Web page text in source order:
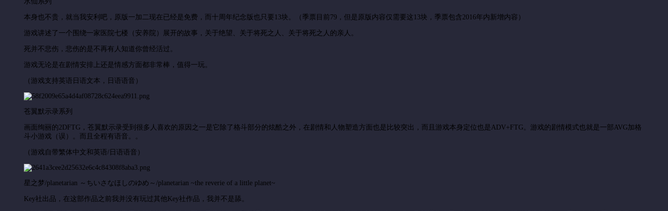
本身也不贵，就当我安利吧，原版一加二现在已经是免费，而十周年纪念版也只要13块。（季票目前79，但是原版内容仅需要这13块，季票包含2016年内新增内容）
游戏讲述了一个围绕一家医院七楼（安养院）展开的故事，关于绝望、关于将死之人、关于将死之人的亲人。
死并不悲伤，悲伤的是不再有人知道你曾经活过。
游戏无论是在剧情安排上还是情感方面都非常棒，值得一玩。
（游戏支持英语日语文本，日语语音）
苍翼默示录系列
画面绚丽的2DFTG，苍翼默示录受到很多人喜欢的原因之一是它除了格斗部分的炫酷之外，在剧情和人物塑造方面也是比较突出，而且游戏本身定位也是ADV+FTG。游戏的剧情模式也就是一部AVG加格
斗小游戏（误）。而且全程有语音。。
（游戏自带繁体中文和英语/日语语音）
星之梦/planetarian ～ちいさなほしのゆめ～/planetarian ~the reverie of a little planet~
Key社出品，在这部作品之前我并没有玩过其他Key社作品，我并不是舔。